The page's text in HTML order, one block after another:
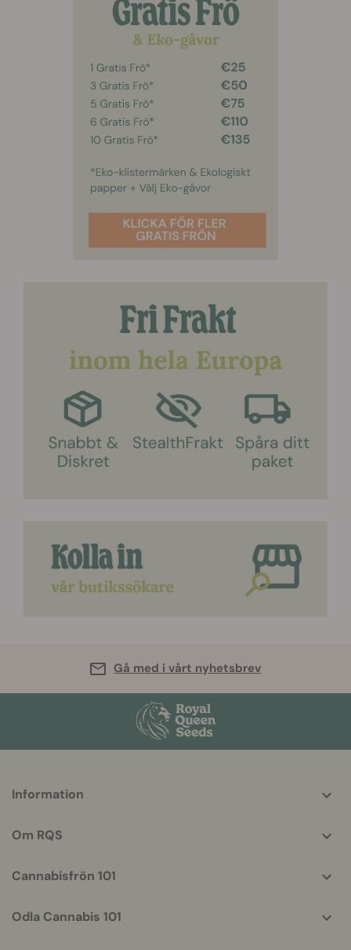
Gå med i vårt nyhetsbrev
helpful
Information
Om RQS
Cannabisfrön 101
Odla Cannabis 101